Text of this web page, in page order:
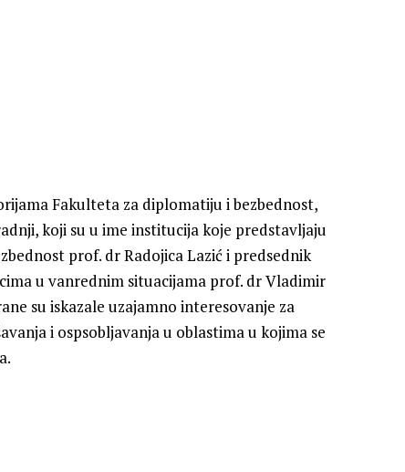
Fakulteta za diplomatiju i bezbednost,
koji su u ime institucija koje predstavljaju
prof. dr Radojica Lazić i predsednik
u vanrednim situacijama prof. dr Vladimir
su iskazale uzajamno interesovanje za
i ospsobljavanja u oblastima u kojima se